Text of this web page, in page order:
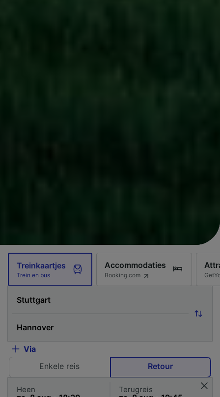
Treinkaartjes
Trein en bus
Accommodaties
Booking.com
Via
Enkele reis
Retour
Heen Terugreis